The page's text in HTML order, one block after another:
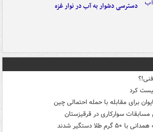
دسترسی دشوار به آب در نوار غزه
کرد
برای مقابله با حمله احتمالی چین
سوارکاری در قرقیزستان